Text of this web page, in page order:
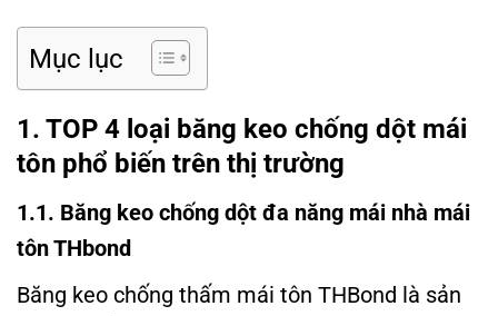
Mục lục
1. TOP 4 loại băng keo chống dột mái
tôn phổ biến trên thị trường
1.1. Băng keo chống dột đa năng mái nhà mái
tôn THbond
Băng keo chống thấm mái tôn THBond là sản